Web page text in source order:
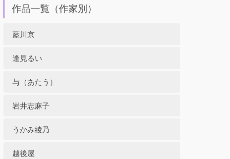
作品一覧（作家別）
藍川京
逢見るい
与（あたう）
岩井志麻子
うかみ綾乃
越後屋